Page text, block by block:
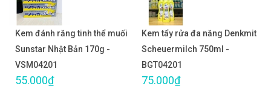
Kem đánh răng tinh thể muối
Sunstar Nhật Bản 170g -
VSM04201
55.000₫
Kem tẩy rửa đa năng Denkmit
Scheuermilch 750ml -
BGT04201
75.000₫